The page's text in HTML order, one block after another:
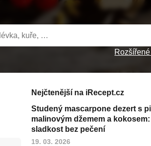
Nejčtenější na iRecept.cz
Studený mascarpone dezert s
malinovým džemem a
sladkost bez pečení
19. 03. 2026